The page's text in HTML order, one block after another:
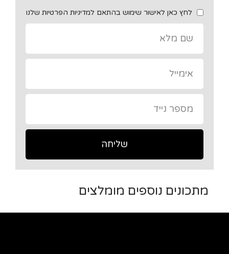
לחץ כאן לאישור שימוש בהתאם למדיניות הפרטיות שלנו
שליחה
מתכונים נוספים מומלצים